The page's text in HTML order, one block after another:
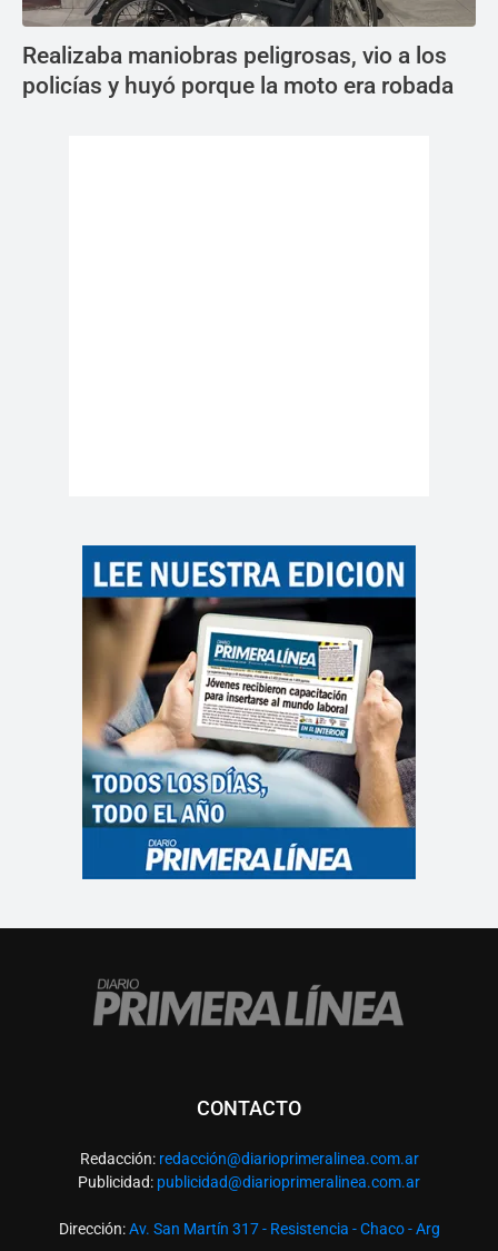
Realizaba maniobras peligrosas, vio a los
policías y huyó porque la moto era robada
CONTACTO
Redacción: redacción@diarioprimeralinea.com.ar
Publicidad: publicidad@diarioprimeralinea.com.ar
Dirección:Av. San Martín 317 - Resistencia - Chaco - Arg